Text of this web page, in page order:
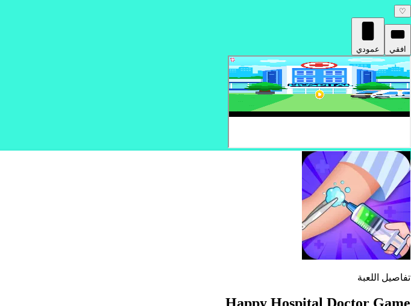
♡
افقي عمودي
تفاصيل اللعبة
Happy Hospital Doctor Game